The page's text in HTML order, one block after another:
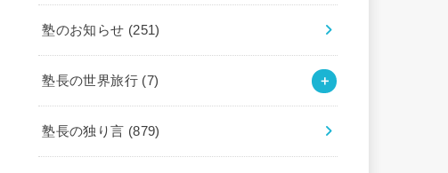
塾のお知らせ (251)
塾長の世界旅行 (7)
塾長の独り言 (879)